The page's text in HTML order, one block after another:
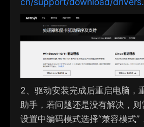
2、 驱动安装完成后重启电脑，
助手，若问题还是没有解决，则
设置中编码模式选择“兼容模式”